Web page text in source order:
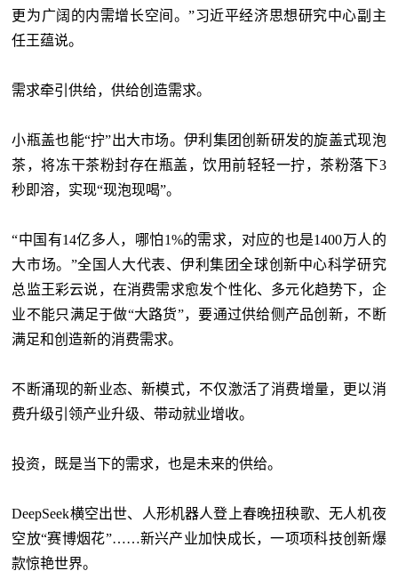
更为广阔的内需增长空间。”习近平经济思想研究中心副主
任王蕴说。
需求牵引供给，供给创造需求。
小瓶盖也能“拧”出大市场。伊利集团创新研发的旋盖式现泡
茶，将冻干茶粉封存在瓶盖，饮用前轻轻一拧，茶粉落下3
秒即溶，实现“现泡现喝”。
“中国有14亿多人，哪怕1%的需求，对应的也是1400万人的
大市场。”全国人大代表、伊利集团全球创新中心科学研究
总监王彩云说，在消费需求愈发个性化、多元化趋势下，企
业不能只满足于做“大路货”，要通过供给侧产品创新，不断
满足和创造新的消费需求。
不断涌现的新业态、新模式，不仅激活了消费增量，更以消
费升级引领产业升级、带动就业增收。
投资，既是当下的需求，也是未来的供给。
DeepSeek横空出世、人形机器人登上春晚扭秧歌、无人机夜
空放“赛博烟花”……新兴产业加快成长，一项项科技创新爆
款惊艳世界。